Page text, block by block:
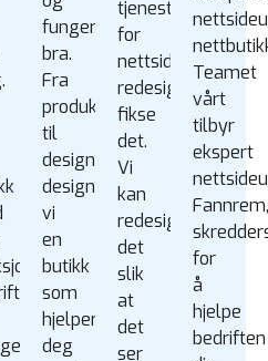
fungerer
bra.
Fra
produktoppsett
til
design
designer
vi
en
butikk
som
hjelper
deg
tjeneste
for
nettside
redesign
fikse
det.
Vi
kan
redesign
det
slik
at
det
ser
Teamet
vårt
tilbyr
ekspert
Fannrem,
for
å
hjelpe
bedriften